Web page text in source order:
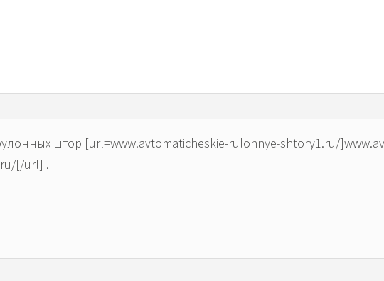
штор [url=www.avtomaticheskie-rulonnye-shtory1.ru/
[/url] .